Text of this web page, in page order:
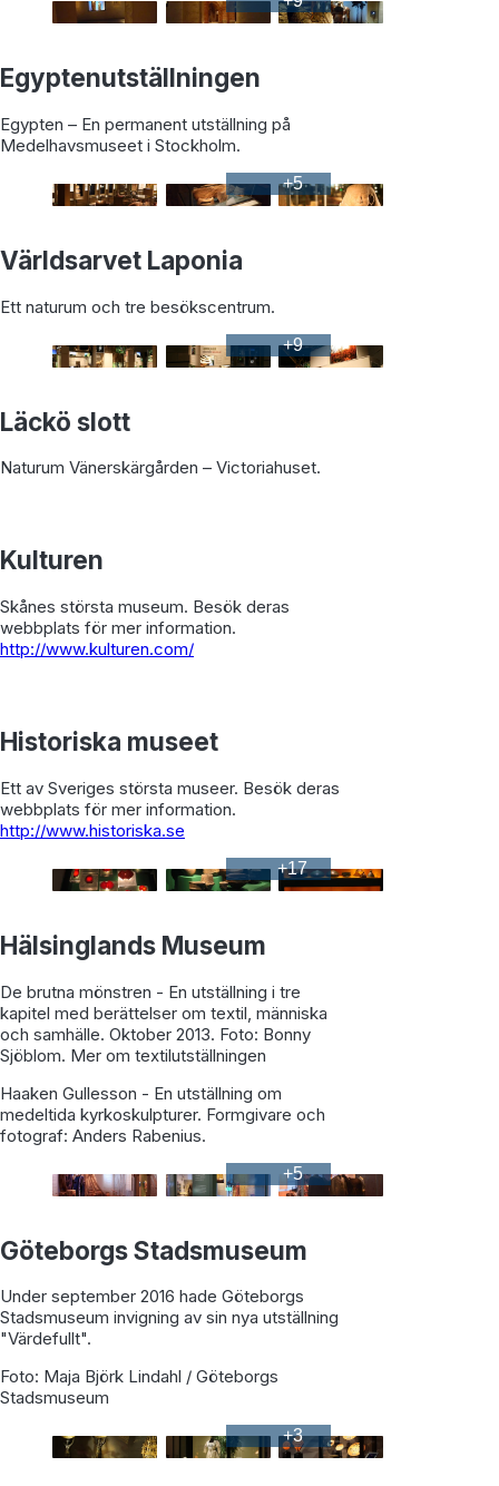
Egyptenutställningen
Egypten – En permanent utställning på
Medelhavsmuseet i Stockholm.
+5
Världsarvet Laponia
Ett naturum och tre besökscentrum.
+9
Läckö slott
Naturum Vänerskärgården – Victoriahuset.
Kulturen
Skånes största museum. Besök deras
webbplats för mer information.
http://www.kulturen.com/
Historiska museet
Ett av Sveriges största museer. Besök deras
webbplats för mer information.
http://www.historiska.se
+17
Hälsinglands Museum
De brutna mönstren - En utställning i tre
kapitel med berättelser om textil, människa
och samhälle. Oktober 2013. Foto: Bonny
Sjöblom. Mer om textilutställningen
Haaken Gullesson - En utställning om
medeltida kyrkoskulpturer. Formgivare och
fotograf: Anders Rabenius.
+5
Göteborgs Stadsmuseum
Under september 2016 hade Göteborgs
Stadsmuseum invigning av sin nya utställning
"Värdefullt".
Foto: Maja Björk Lindahl / Göteborgs
Stadsmuseum
+3